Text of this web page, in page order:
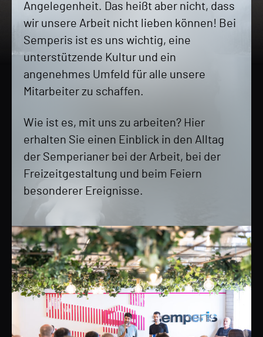
Angelegenheit. Das heißt aber nicht, dass
wir unsere Arbeit nicht lieben können! Bei
Semperis ist es uns wichtig, eine
unterstützende Kultur und ein
angenehmes Umfeld für alle unsere
Mitarbeiter zu schaffen.
Wie ist es, mit uns zu arbeiten? Hier
erhalten Sie einen Einblick in den Alltag
der Semperianer bei der Arbeit, bei der
Freizeitgestaltung und beim Feiern
besonderer Ereignisse.